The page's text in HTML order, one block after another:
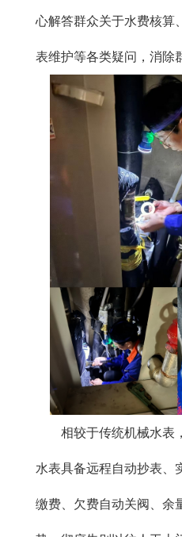
心解答群众关于水费核算
表维护等各类疑问，消除
相较于传统机械水表
水表具备远程自动抄表、
缴费、欠费自动关阀、余